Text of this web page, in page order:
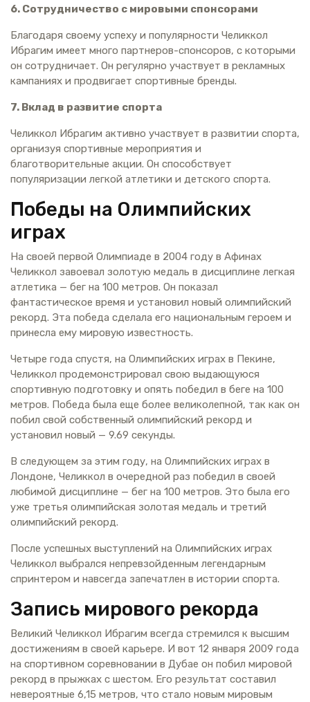
6. Сотрудничество с мировыми спонсорами
Благодаря своему успеху и популярности Челиккол
Ибрагим имеет много партнеров-спонсоров, с которыми
он сотрудничает. Он регулярно участвует в рекламных
кампаниях и продвигает спортивные бренды.
7. Вклад в развитие спорта
Челиккол Ибрагим активно участвует в развитии спорта,
организуя спортивные мероприятия и
благотворительные акции. Он способствует
популяризации легкой атлетики и детского спорта.
Победы на Олимпийских
играх
На своей первой Олимпиаде в 2004 году в Афинах
Челиккол завоевал золотую медаль в дисциплине легкая
атлетика — бег на 100 метров. Он показал
фантастическое время и установил новый олимпийский
рекорд. Эта победа сделала его национальным героем и
принесла ему мировую известность.
Четыре года спустя, на Олимпийских играх в Пекине,
Челиккол продемонстрировал свою выдающуюся
спортивную подготовку и опять победил в беге на 100
метров. Победа была еще более великолепной, так как он
побил свой собственный олимпийский рекорд и
установил новый — 9.69 секунды.
В следующем за этим году, на Олимпийских играх в
Лондоне, Челиккол в очередной раз победил в своей
любимой дисциплине — бег на 100 метров. Это была его
уже третья олимпийская золотая медаль и третий
олимпийский рекорд.
После успешных выступлений на Олимпийских играх
Челиккол выбрался непревзойденным легендарным
спринтером и навсегда запечатлен в истории спорта.
Запись мирового рекорда
Великий Челиккол Ибрагим всегда стремился к высшим
достижениям в своей карьере. И вот 12 января 2009 года
на спортивном соревновании в Дубае он побил мировой
рекорд в прыжках с шестом. Его результат составил
невероятные 6,15 метров, что стало новым мировым